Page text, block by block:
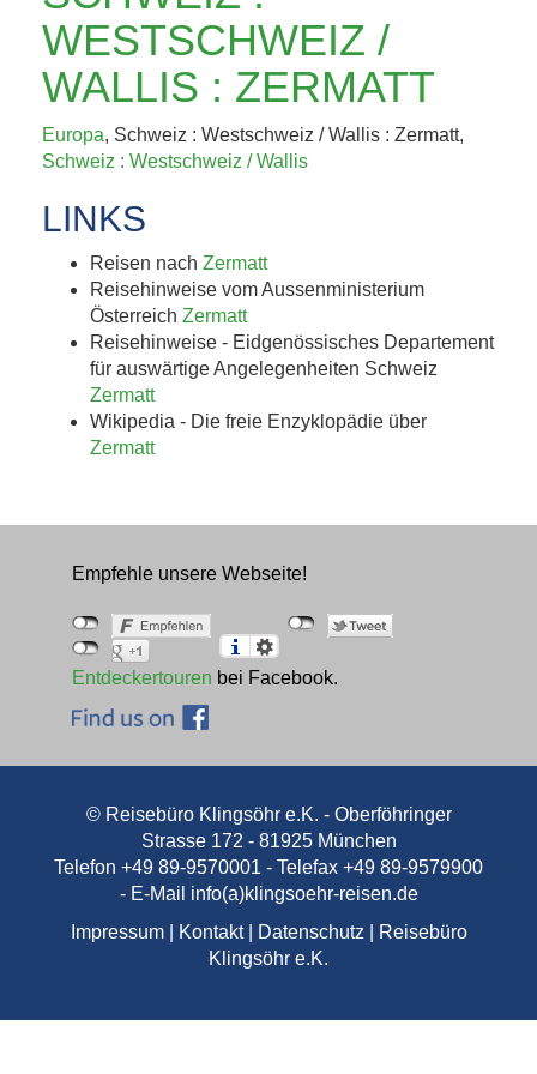
KAFFEEHAUSKULTUR,
K.U.K.-ERBE UND
TRÜFFEL 4. BIS 8....
Jetzt entdecken!
WESTSCHWEIZ /
WALLIS : ZERMATT
Europa, Schweiz : Westschweiz / Wallis : Zermatt,
Schweiz : Westschweiz / Wallis
LINKS
Reisen nach Zermatt
Reisehinweise vom Aussenministerium
Österreich Zermatt
Reisehinweise - Eidgenössisches Departement
für auswärtige Angelegenheiten Schweiz
Zermatt
Wikipedia - Die freie Enzyklopädie über
Zermatt
Empfehle unsere Webseite!
Entdeckertouren bei Facebook.
© Reisebüro Klingsöhr e.K. - Oberföhringer
Strasse 172 - 81925 München
Telefon +49 89-9570001 - Telefax +49 89-9579900
- E-Mail info(a)klingsoehr-reisen.de
Impressum| Kontakt| Datenschutz
Reisebüro
Klingsöhr e.K.